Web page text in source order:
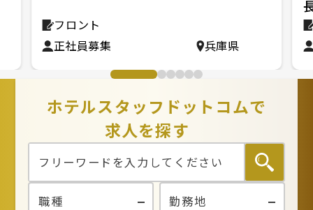
フロント
正社員募集
兵庫県
ホテルスタッフドットコムで
求人を探す